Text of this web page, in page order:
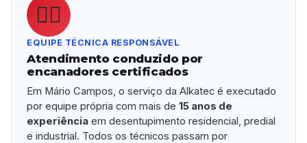
👷‍♂️
EQUIPE TÉCNICA RESPONSÁVEL
Atendimento conduzido por
encanadores certificados
Em Mário Campos, o serviço da Alkatec é executado
por equipe própria com mais de15 anos de
experiência em desentupimento residencial, predial
e industrial. Todos os técnicos passam por